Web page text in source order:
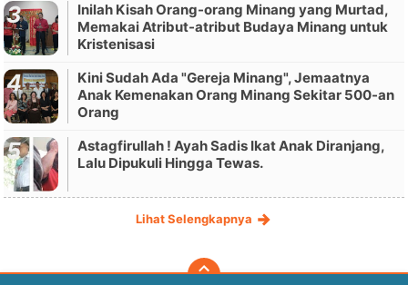
Inilah Kisah Orang-orang Minang yang Murtad,
Memakai Atribut-atribut Budaya Minang untuk
Kristenisasi
Kini Sudah Ada "Gereja Minang", Jemaatnya
Anak Kemenakan Orang Minang Sekitar 500-an
Orang
Astagfirullah ! Ayah Sadis Ikat Anak Diranjang,
Lalu Dipukuli Hingga Tewas.
Lihat Selengkapnya